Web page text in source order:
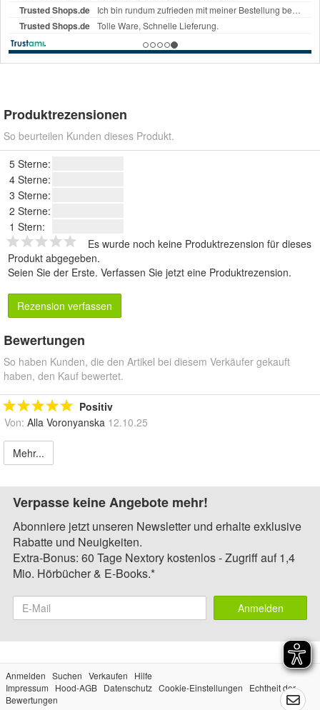
Produktrezensionen
So beurteilen Kunden dieses Produkt.
5 Sterne:
4 Sterne:
3 Sterne:
2 Sterne:
1 Stern:
Es wurde noch keine Produktrezension für dieses
Produkt abgegeben.
Seien Sie der Erste. Verfassen Sie jetzt eine Produktrezension.
Rezension verfassen
Bewertungen
So haben Kunden, die den Artikel bei diesem Verkäufer gekauft
haben, den Kauf bewertet.
Positiv
Von: Alla Voronyanska 12.10.25
Mehr...
Verpasse keine Angebote mehr!
Abonniere jetzt unseren Newsletter und erhalte exklusive
Rabatte und Neuigkeiten.
Extra-Bonus: 60 Tage Nextory kostenlos - Zugriff auf 1,4
Mio. Hörbücher & E-Books.*
Anmelden
Anmelden Suchen Verkaufen
Hilfe
Impressum
Hood-AGB Datenschutz Cookie-Einstellungen
Echtheit der
Bewertungen